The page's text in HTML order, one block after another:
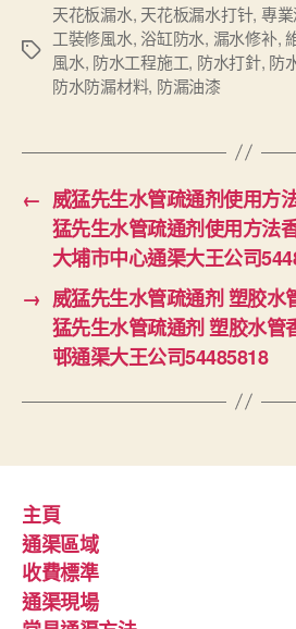
Tags
天花板漏水, 天花板漏水打针, 專
工裝修風水, 浴缸防水, 漏水修补,
風水, 防水工程施工, 防水打針, 防
防水防漏材料, 防漏油漆
← 威猛先生水管疏通剂使用方
猛先生水管疏通剂使用方法
大埔市中心通渠大王公司
→ 威猛先生水管疏通剂 塑胶水
猛先生水管疏通剂 塑胶水管
邨通渠大王公司54485818
主頁
通渠區域
收費標準
通渠現場